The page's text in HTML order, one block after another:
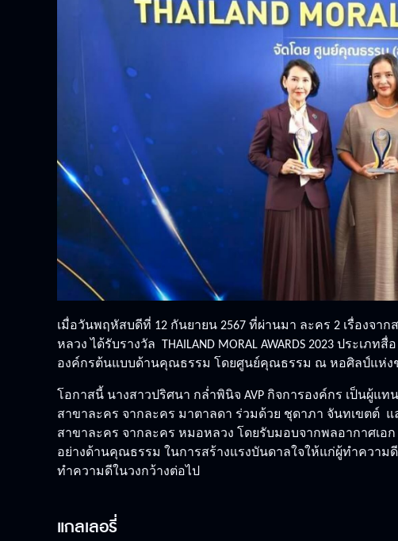
เมื่อวันพฤหัสบดีที่ 12 กันยายน 2567 ที่ผ่านมา ละคร 2 เรื่องจา
หลวง ได้รับรางวัล THAILAND MORAL AWARDS 2023 ประ
องค์กรต้นแบบด้านคุณธรรม โดยศูนย์คุณธรรม ณ หอศิลป์แห่ง
โอกาสนี้ นางสาวปริศนา กล่ำพินิจ AVP กิจการองค์กร เป็นผู้แ
สาขาละคร จากละคร มาตาลดา ร่วมด้วย ชุดาภา จันทเขตต์
สาขาละคร จากละคร หมอหลวง โดยรับมอบจากพลอากาศเ
อย่างด้านคุณธรรม ในการสร้างแรงบันดาลใจให้แก่ผู้ทำความ
ทำความดีในวงกว้างต่อไป
แกลเลอรี่